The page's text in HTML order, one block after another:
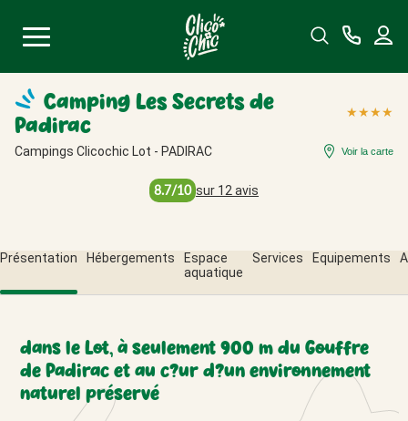
Camping Les Secrets de
Padirac
★★★★
Campings Clicochic Lot - PADIRAC Voir la carte
8.7/10 sur 12 avis
Présentation Hébergements
Espace
aquatique
Services Equipements
dans le Lot, à seulement 900 m du Gouffre
de Padirac et au c?ur d?un environnement
naturel préservé